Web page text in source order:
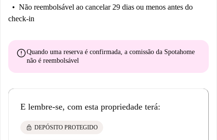
Não reembolsável ao cancelar 29 dias ou menos antes do
check-in
errorQuando uma reserva é confirmada, a comissão da Spotahome
não é reembolsável
E lembre-se, com esta propriedade terá:
lock DEPÓSITO PROTEGIDO